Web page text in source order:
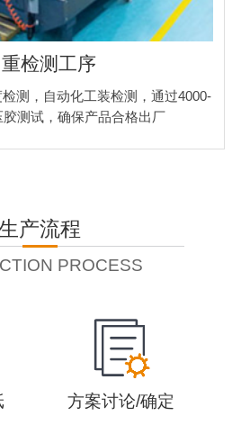
检测工序
测，自动化工装检测，通过4000-
胶测试，确保产品合格出厂
产流程
PROCESS
方案讨论/确定